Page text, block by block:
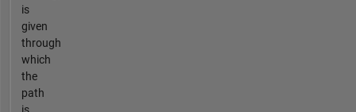
is
given
through
which
the
path